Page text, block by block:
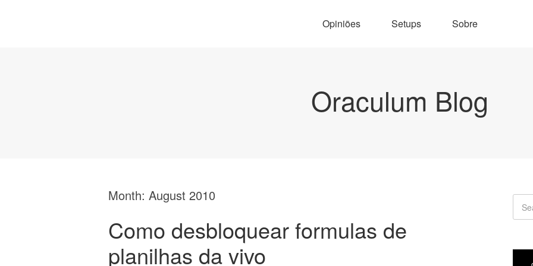
Opiniões Setups Sobre
Oraculum Blog
Month: August 2010
Como desbloquear formulas de
planilhas da vivo